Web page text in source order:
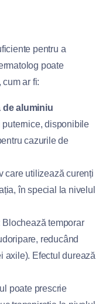
pentru a
poate
ar fi:
de aluminiu
puternice, disponibile
cazurile de
care utilizează curenți
în special la nivelul
Blochează temporar
reducând
axile). Efectul durează
poate prescrie